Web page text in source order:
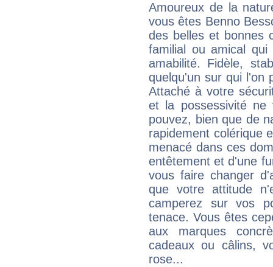
Amoureux de la
vous êtes Benno
des belles et bonnes
familial ou amical
amabilité. Fidèle,
quelqu'un sur qui l'on
Attaché à votre
et la possessivité
pouvez, bien que de
rapidement colérique
menacé dans ces
entêtement et d'une
vous faire changer
que votre attitude
camperez sur vos
tenace. Vous êtes
aux marques
cadeaux ou câlins,
rose...